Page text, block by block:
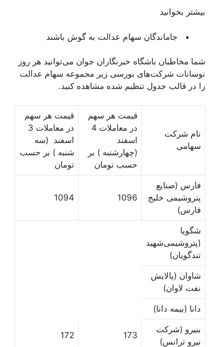
بیشتر بخوانید
جاماندگان سهام عدالت به گوش باشند
شما مخاطبان باشگاه خبرنگاران جوان می‌توانید هر روز
نوسانات شرکت‌های بورسی زیر مجموعه سهام عدالت
را در قالب جدول تنظیم شده مشاهده کنید.
نام شرکت
سهامی
قیمت هر سهم
در معاملات 4
اسفند
(چهارشنبه ) بر
حسب تومان
قیمت هر سهم
در معاملات 3
اسفند (سه
شنبه ) بر حسب
تومان
فارس (صنایع‌
پتروشیمی خلیج
فارس)
1096
1094
شگویا
(پتروشیمی‌شهید
تندگویان)
شاوان (پالایش
نفت لاوان)
دانا (بیمه دانا)
بنیرو (شرکت
نیرو ترانس)
173
172